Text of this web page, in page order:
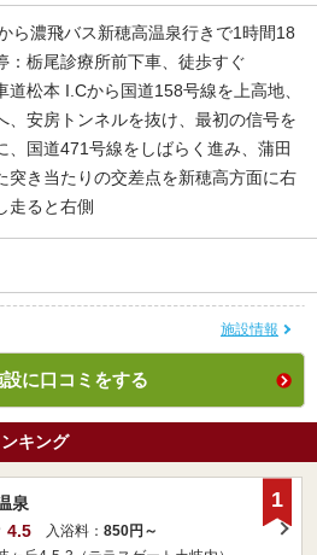
ら濃飛バス新穂高温泉行きで1時間18
：栃尾診療所前下車、徒歩すぐ
道松本 I.Cから国道158号線を上高地、
、安房トンネルを抜け、最初の信号を
、国道471号線をしばらく進み、蒲田
突き当たりの交差点を新穂高方面に右
走ると右側
施設情報
に口コミをする
キング
泉
4.5
入浴料： 850円～
1